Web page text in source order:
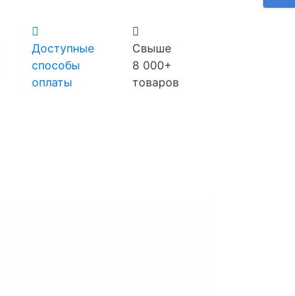
Доступные
способы
оплаты
Свыше
8 000+
товаров